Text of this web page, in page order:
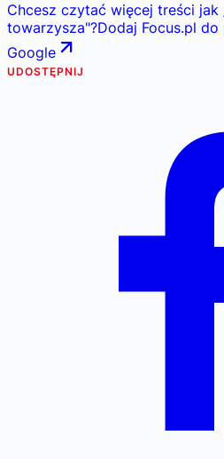
Chcesz czytać więcej treści jak
towarzysza"?Dodaj Focus.pl
Google
UDOSTĘPNIJ